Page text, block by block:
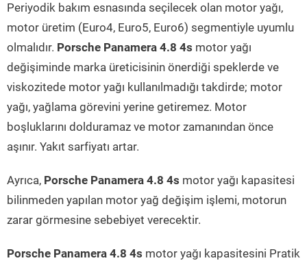
Periyodik bakım esnasında seçilecek olan motor yağı,
motor üretim (Euro4, Euro5, Euro6) segmentiyle uyumlu
olmalıdır. Porsche Panamera 4.8 4s motor yağı
değişiminde marka üreticisinin önerdiği speklerde ve
viskozitede motor yağı kullanılmadığı takdirde; motor
yağı, yağlama görevini yerine getiremez. Motor
boşluklarını dolduramaz ve motor zamanından önce
aşınır. Yakıt sarfiyatı artar.
Ayrıca, Porsche Panamera 4.8 4s motor yağı kapasitesi
bilinmeden yapılan motor yağ değişim işlemi, motorun
zarar görmesine sebebiyet verecektir.
Porsche Panamera 4.8 4s motor yağı kapasitesini Pratik